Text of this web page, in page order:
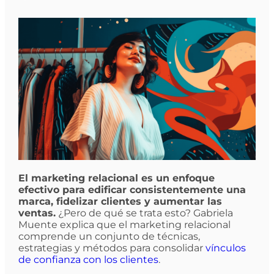
El marketing relacional es un enfoque
efectivo para edificar consistentemente una
marca, fidelizar clientes y aumentar las
ventas.¿Pero de qué se trata esto? Gabriela
Muente explica que el marketing relacional
comprende un conjunto de técnicas,
estrategias y métodos para consolidar vínculos
de confianza con los clientes.